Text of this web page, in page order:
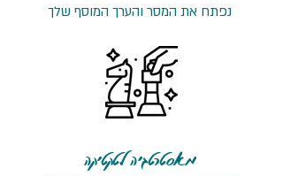
נפתח את המסר והערך המוסף שלך
מאסטרטגיה לטקטיקה